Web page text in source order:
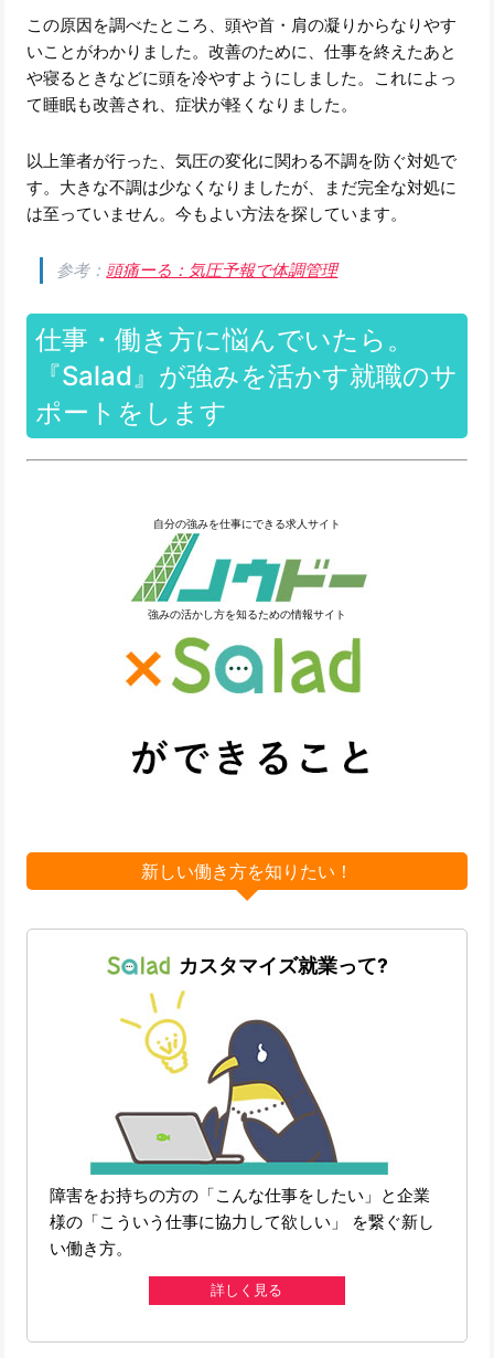
この原因を調べたところ、頭や首・肩の凝りからなりやす
いことがわかりました。改善のために、仕事を終えたあと
や寝るときなどに頭を冷やすようにしました。これによっ
て睡眠も改善され、症状が軽くなりました。
以上筆者が行った、気圧の変化に関わる不調を防ぐ対処で
す。大きな不調は少なくなりましたが、まだ完全な対処に
は至っていません。今もよい方法を探しています。
参考：頭痛ーる：気圧予報で体調管理
仕事・働き方に悩んでいたら。
『Salad』が強みを活かす就職のサ
ポートをします
自分の強みを仕事にできる求人サイト
強みの活かし方を知るための情報サイト
新しい働き方を知りたい！
カスタマイズ就業って?
障害をお持ちの方の「こんな仕事をしたい」と企業
様の「こういう仕事に協力して欲しい」 を繋ぐ新し
い働き方。
詳しく見る